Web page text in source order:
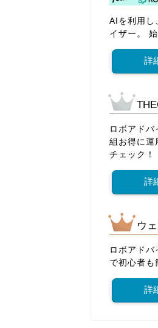
AIを利用し
イザー。
詳
ロボアド
組お得に運
チェック！
詳
ウ
ロボアドバ
で初心者も
詳